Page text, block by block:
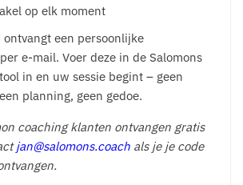
op elk moment
ontvangt een persoonlijke
e-mail. Voer deze in de Salomons
in en uw sessie begint – geen
planning, geen gedoe.
coaching klanten ontvangen gratis
jan@salomons.coach als je je code